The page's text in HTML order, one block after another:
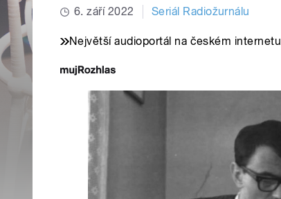
6. září 2022 Seriál Radiožurnálu
Největší audioportál na českém internetu